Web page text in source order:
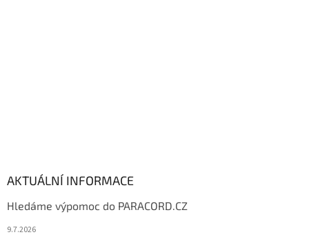
AKTUÁLNÍ INFORMACE
Hledáme výpomoc do PARACORD.CZ
9.7.2026